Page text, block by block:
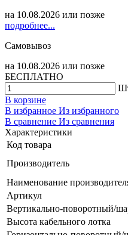
на 10.08.2026 или позже
подробнее...
Самовывоз
на 10.08.2026 или позже
БЕСПЛАТНО
В корзине
В избранное Из избранного
В сравнение Из сравнения
Характеристики
Код товара
Производитель
Наименование
Артикул
Вертикально-поворотный/
Высота кабельного лотка